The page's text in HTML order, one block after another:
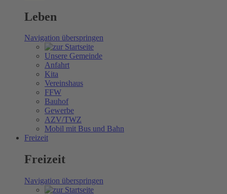
Leben
Navigation überspringen
Unsere Gemeinde
Anfahrt
Kita
Vereinshaus
FFW
Bauhof
Gewerbe
AZV/TWZ
Mobil mit Bus und Bahn
Freizeit
Freizeit
Navigation überspringen